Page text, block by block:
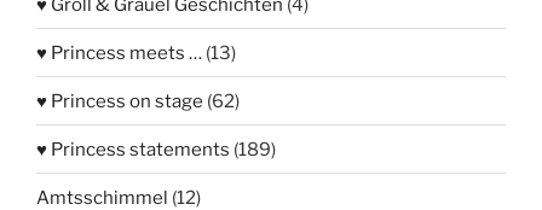
♥ Groll & Gräuel Geschichten (4)
♥ Princess meets … (13)
♥ Princess on stage (62)
♥ Princess statements (189)
Amtsschimmel (12)